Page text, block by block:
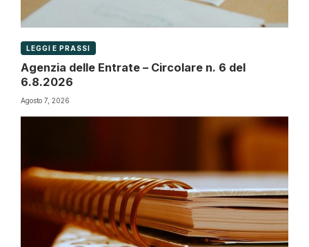
LEGGI E PRASSI
Agenzia delle Entrate – Circolare n. 6 del
6.8.2026
Agosto 7, 2026